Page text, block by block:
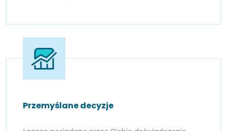
Przemyślane decyzje